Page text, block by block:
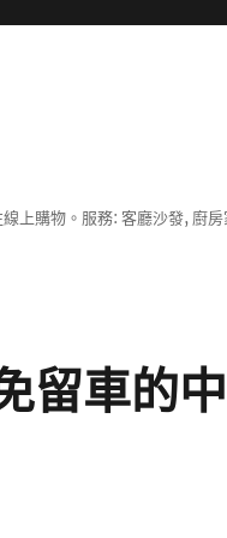
上購物。服務: 客廳沙發, 廚
留車的